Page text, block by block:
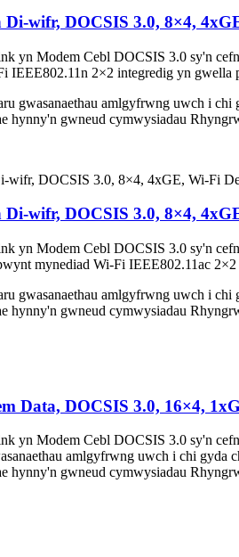
wifr, DOCSIS 3.0, 8×4,
yn Modem Cebl DOCSIS 3.0 sy'n
IEEE802.11n 2×2 integredig yn
gwasanaethau amlgyfrwng uwch i
hynny'n gwneud cymwysiadau
wifr, DOCSIS 3.0, 8×4,
yn Modem Cebl DOCSIS 3.0 sy'n
mynediad Wi-Fi IEEE802.11ac
gwasanaethau amlgyfrwng uwch i
hynny'n gwneud cymwysiadau
Data, DOCSIS 3.0, 16×4,
yn Modem Cebl DOCSIS 3.0 sy'n
amlgyfrwng uwch i chi
hynny'n gwneud cymwysiadau